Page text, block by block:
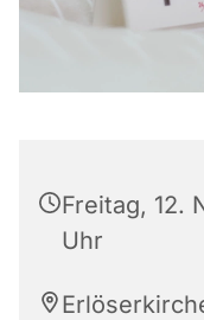
Freitag, 12.
Uhr